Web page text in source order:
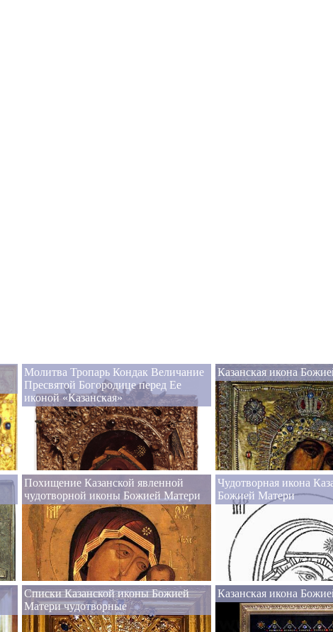
Молитва Тропарь Кондак Величание
Пресвятой Богородице перед Ее
иконой «Казанская»
Казанская икона
Похищение Казанской явленной
чудотворной иконы Божией Матери
Чудотворная икона
Божией Матери
Списки Казанской иконы Божией
Матери чудотворные
Казанская икона